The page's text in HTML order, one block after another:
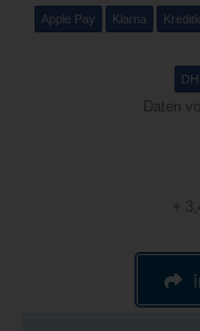
Apple Pay Klarna
DHL
Daten
+